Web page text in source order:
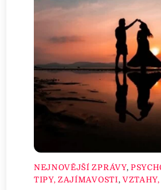
NEJNOVĚJŠÍ ZPRÁVY,
TIPY, ZAJÍMAVOSTI,